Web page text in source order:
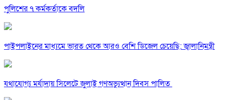
পুলিশের ৭ কর্মকর্তাকে বদলি
পাইপলাইনের মাধ্যমে ভারত থেকে আরও বেশি ডিজেল চেয়েছি: জ্বালানিমন্ত্রী
যথাযোগ্য মর্যাদায় সিলেটে জুলাই গণঅভ্যুত্থান দিবস পালিত